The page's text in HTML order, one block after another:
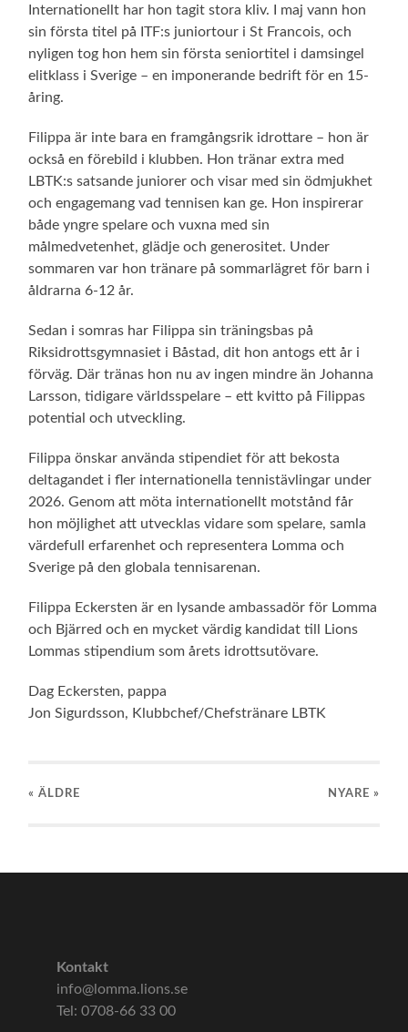
Internationellt har hon tagit stora kliv. I maj vann hon
sin första titel på ITF:s juniortour i St Francois, och
nyligen tog hon hem sin första seniortitel i damsingel
elitklass i Sverige – en imponerande bedrift för en 15-
åring.
Filippa är inte bara en framgångsrik idrottare – hon är
också en förebild i klubben. Hon tränar extra med
LBTK:s satsande juniorer och visar med sin ödmjukhet
och engagemang vad tennisen kan ge. Hon inspirerar
både yngre spelare och vuxna med sin
målmedvetenhet, glädje och generositet. Under
sommaren var hon tränare på sommarlägret för barn i
åldrarna 6-12 år.
Sedan i somras har Filippa sin träningsbas på
Riksidrottsgymnasiet i Båstad, dit hon antogs ett år i
förväg. Där tränas hon nu av ingen mindre än Johanna
Larsson, tidigare världsspelare – ett kvitto på Filippas
potential och utveckling.
Filippa önskar använda stipendiet för att bekosta
deltagandet i fler internationella tennistävlingar under
2026. Genom att möta internationellt motstånd får
hon möjlighet att utvecklas vidare som spelare, samla
värdefull erfarenhet och representera Lomma och
Sverige på den globala tennisarenan.
Filippa Eckersten är en lysande ambassadör för Lomma
och Bjärred och en mycket värdig kandidat till Lions
Lommas stipendium som årets idrottsutövare.
Dag Eckersten, pappa
Jon Sigurdsson, Klubbchef/Chefstränare LBTK
« ÄLDRE NYARE »
Kontakt
info@lomma.lions.se
Tel: 0708-66 33 00